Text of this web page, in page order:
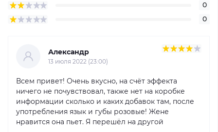
0
0
Александр
13 июля 2022 (23:00)
Всем привет! Очень вкусно, на счёт эффекта
ничего не почувствовал, также нет на коробке
информации сколько и каких добавок там, после
употребления язык и губы розовые! Жене
нравится она пьет. Я перешёл на другой